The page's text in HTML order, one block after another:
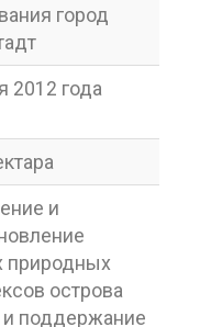
город
2012 года
и
природных
острова
и поддержание